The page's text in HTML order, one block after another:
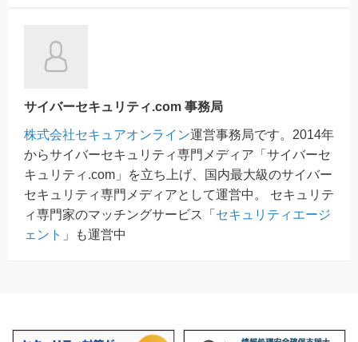
サイバーセキュリティ.com 事務局
株式会社セキュアオンライン運営事務局です。2014年
からサイバーセキュリティ専門メディア「サイバーセ
キュリティ.com」を立ち上げ、国内最大級のサイバー
セキュリティ専門メディアとして運営中。 セキュリテ
ィ専門家のマッチングサービス「 セキュリティエージ
ェント 」も運営中